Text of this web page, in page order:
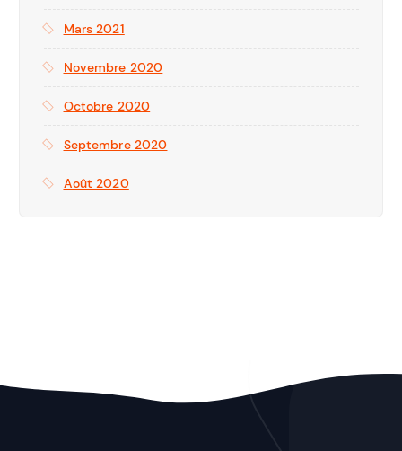
Mars 2021
Novembre 2020
Octobre 2020
Septembre 2020
Août 2020